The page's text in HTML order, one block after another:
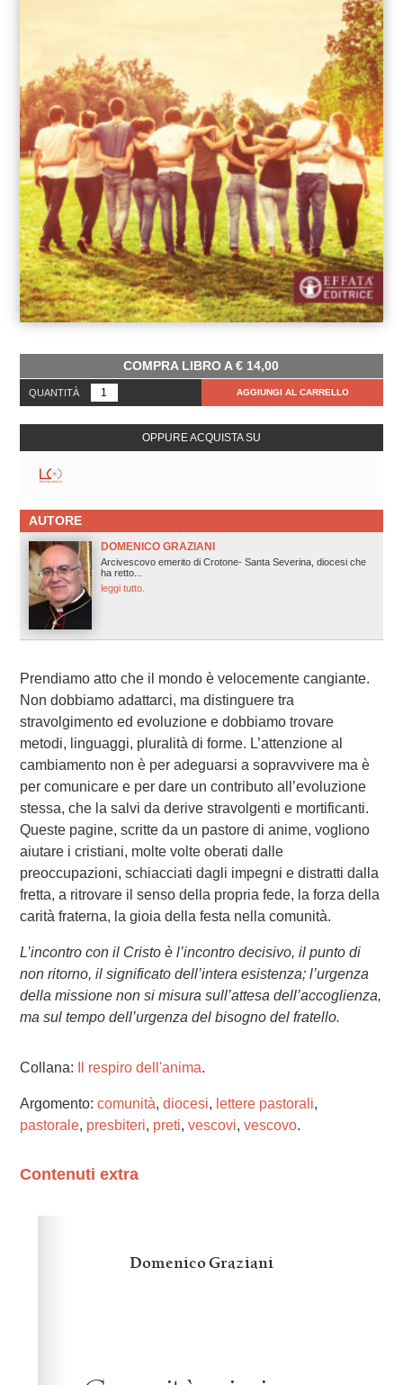
COMPRA LIBRO A€ 14,00
QUANTITÀ AGGIUNGI AL CARRELLO
OPPURE ACQUISTA SU
AUTORE
DOMENICO GRAZIANI
Arcivescovo emerito di Crotone- Santa Severina, diocesi che
ha retto...
leggi tutto.
Prendiamo atto che il mondo è velocemente cangiante.
Non dobbiamo adattarci, ma distinguere tra
stravolgimento ed evoluzione e dobbiamo trovare
metodi, linguaggi, pluralità di forme. L’attenzione al
cambiamento non è per adeguarsi a sopravvivere ma è
per comunicare e per dare un contributo all’evoluzione
stessa, che la salvi da derive stravolgenti e mortificanti.
Queste pagine, scritte da un pastore di anime, vogliono
aiutare i cristiani, molte volte oberati dalle
preoccupazioni, schiacciati dagli impegni e distratti dalla
fretta, a ritrovare il senso della propria fede, la forza della
carità fraterna, la gioia della festa nella comunità.
L’incontro con il Cristo è l’incontro decisivo, il punto di
non ritorno, il significato dell’intera esistenza; l’urgenza
della missione non si misura sull’attesa dell’accoglienza,
ma sul tempo dell’urgenza del bisogno del fratello.
Collana: Il respiro dell'anima.
Argomento: comunità, diocesi, lettere pastorali,
pastorale, presbiteri, preti, vescovi, vescovo.
Contenuti extra